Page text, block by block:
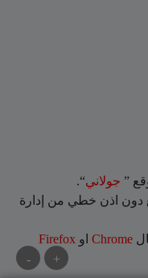
+
-
” جولاني“.
دون اذن خطي من إدارة
Chrome او Firefox